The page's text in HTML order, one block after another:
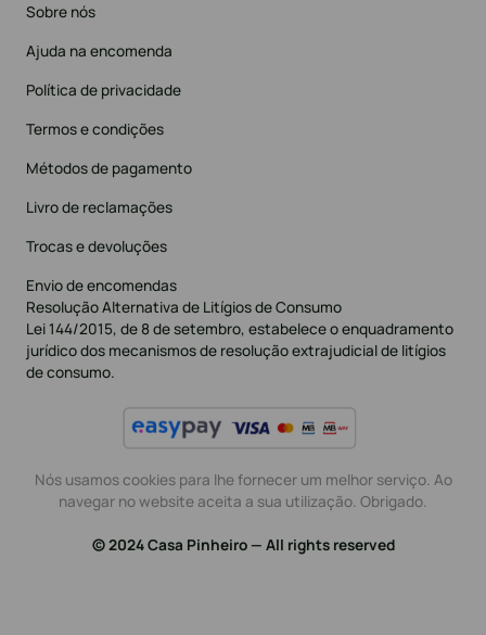
Sobre nós
Ajuda na encomenda
Política de privacidade
Termos e condições
Métodos de pagamento
Livro de reclamações
Trocas e devoluções
Envio de encomendas
Resolução Alternativa de Litígios de Consumo
Lei 144/2015, de 8 de setembro, estabelece o enquadramento
jurídico dos mecanismos de resolução extrajudicial de litígios
de consumo.
Nós usamos cookies para lhe fornecer um melhor serviço. Ao
navegar no website aceita a sua utilização. Obrigado.
© 2024 Casa Pinheiro — All rights reserved